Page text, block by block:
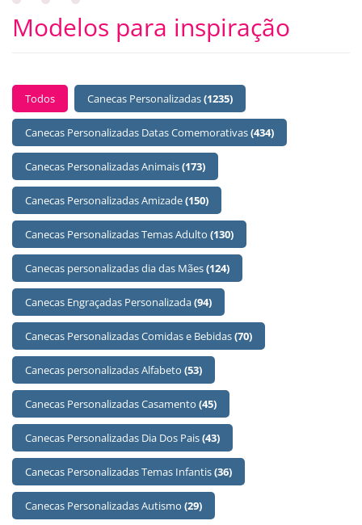
Modelos para inspiração
BUTTONS SELECT
Todos Canecas Personalizadas(1235)
Canecas Personalizadas Datas Comemorativas(434)
Canecas Personalizadas Animais(173)
Canecas Personalizadas Amizade(150)
Canecas Personalizadas Temas Adulto (130)
Canecas personalizadas dia das Mães(124)
Canecas Engraçadas Personalizada(94)
Canecas Personalizadas Comidas e Bebidas(70)
Canecas personalizadas Alfabeto (53)
Canecas Personalizadas Casamento (45)
Canecas Personalizadas Dia Dos Pais(43)
Canecas Personalizadas Temas Infantis(36)
Canecas Personalizadas Autismo (29)